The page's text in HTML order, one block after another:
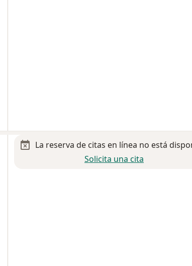
La reserva de citas en línea no está
Solicita una cita